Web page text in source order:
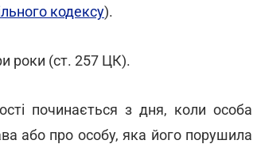
кодексу).
роки (ст. 257 ЦК).
починається з дня, коли особа
або про особу, яка його порушила